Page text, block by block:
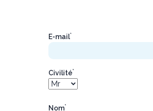
E-mail*
Civilité*
Nom*